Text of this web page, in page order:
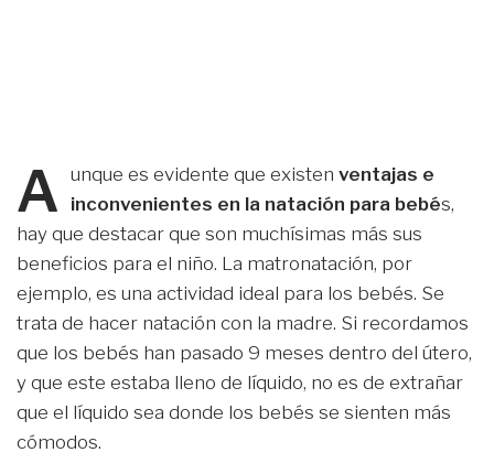
A unque es evidente que existenventajas e
inconvenientes en la natación para bebés,
hay que destacar que son muchísimas más sus
beneficios para el niño. La matronatación, por
ejemplo, es una actividad ideal para los bebés. Se
trata de hacer natación con la madre. Si recordamos
que los bebés han pasado 9 meses dentro del útero,
y que este estaba lleno de líquido, no es de extrañar
que el líquido sea donde los bebés se sienten más
cómodos.